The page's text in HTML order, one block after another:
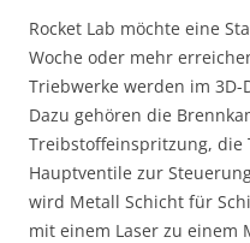
Rocket Lab möchte eine
Woche oder mehr
Triebwerke werden im
Dazu gehören die
Treibstoffeinspritzung,
Hauptventile zur
wird Metall Schicht für
mit einem Laser zu einem